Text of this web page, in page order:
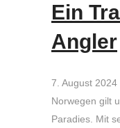
Ein
Angler
7. August 2024
Norwegen gilt
Paradies. Mit